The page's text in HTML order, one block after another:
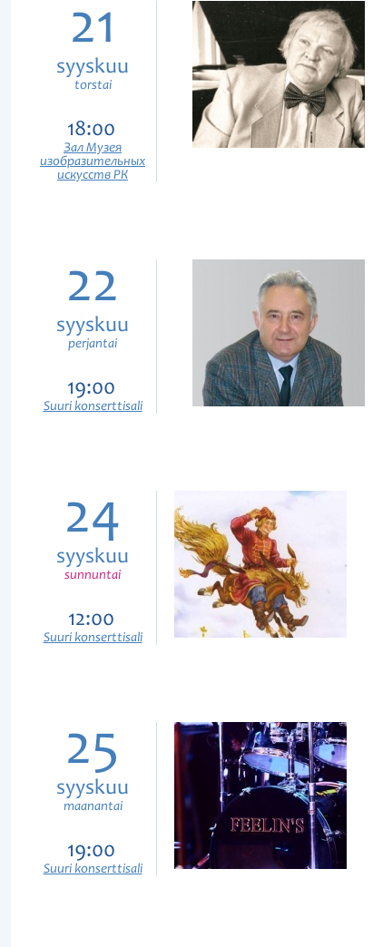
21
syyskuu
torstai
18:00
Зал Музея
изобразительных
искусств РК
22
syyskuu
perjantai
19:00
Suuri konserttisali
24
syyskuu
sunnuntai
12:00
Suuri konserttisali
25
syyskuu
maanantai
19:00
Suuri konserttisali